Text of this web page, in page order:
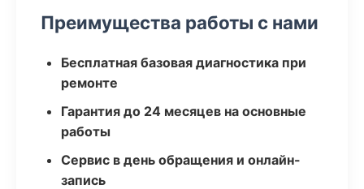
Преимущества работы с нами
Бесплатная базовая диагностика при
ремонте
Гарантия до 24 месяцев на основные
работы
Сервис в день обращения и онлайн-
запись